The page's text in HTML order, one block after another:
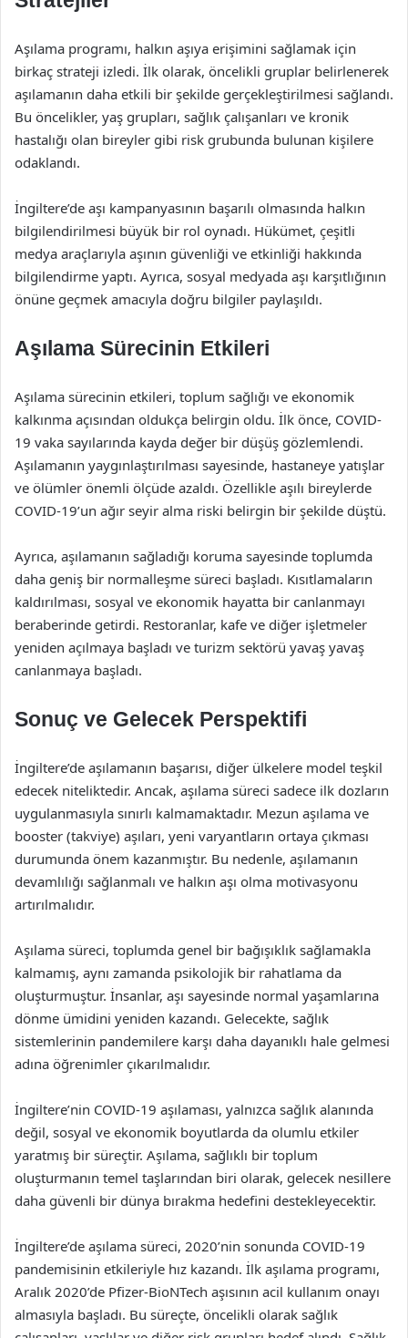
Aşılama programı, halkın aşıya erişimini sağlamak için
birkaç strateji izledi. İlk olarak, öncelikli gruplar belirlenerek
aşılamanın daha etkili bir şekilde gerçekleştirilmesi sağlandı.
Bu öncelikler, yaş grupları, sağlık çalışanları ve kronik
hastalığı olan bireyler gibi risk grubunda bulunan kişilere
odaklandı.
İngiltere’de aşı kampanyasının başarılı olmasında halkın
bilgilendirilmesi büyük bir rol oynadı. Hükümet, çeşitli
medya araçlarıyla aşının güvenliği ve etkinliği hakkında
bilgilendirme yaptı. Ayrıca, sosyal medyada aşı karşıtlığının
önüne geçmek amacıyla doğru bilgiler paylaşıldı.
Aşılama Sürecinin Etkileri
Aşılama sürecinin etkileri, toplum sağlığı ve ekonomik
kalkınma açısından oldukça belirgin oldu. İlk önce, COVID-
19 vaka sayılarında kayda değer bir düşüş gözlemlendi.
Aşılamanın yaygınlaştırılması sayesinde, hastaneye yatışlar
ve ölümler önemli ölçüde azaldı. Özellikle aşılı bireylerde
COVID-19’un ağır seyir alma riski belirgin bir şekilde düştü.
Ayrıca, aşılamanın sağladığı koruma sayesinde toplumda
daha geniş bir normalleşme süreci başladı. Kısıtlamaların
kaldırılması, sosyal ve ekonomik hayatta bir canlanmayı
beraberinde getirdi. Restoranlar, kafe ve diğer işletmeler
yeniden açılmaya başladı ve turizm sektörü yavaş yavaş
canlanmaya başladı.
Sonuç ve Gelecek Perspektifi
İngiltere’de aşılamanın başarısı, diğer ülkelere model teşkil
edecek niteliktedir. Ancak, aşılama süreci sadece ilk dozların
uygulanmasıyla sınırlı kalmamaktadır. Mezun aşılama ve
booster (takviye) aşıları, yeni varyantların ortaya çıkması
durumunda önem kazanmıştır. Bu nedenle, aşılamanın
devamlılığı sağlanmalı ve halkın aşı olma motivasyonu
artırılmalıdır.
Aşılama süreci, toplumda genel bir bağışıklık sağlamakla
kalmamış, aynı zamanda psikolojik bir rahatlama da
oluşturmuştur. İnsanlar, aşı sayesinde normal yaşamlarına
dönme ümidini yeniden kazandı. Gelecekte, sağlık
sistemlerinin pandemilere karşı daha dayanıklı hale gelmesi
adına öğrenimler çıkarılmalıdır.
İngiltere’nin COVID-19 aşılaması, yalnızca sağlık alanında
değil, sosyal ve ekonomik boyutlarda da olumlu etkiler
yaratmış bir süreçtir. Aşılama, sağlıklı bir toplum
oluşturmanın temel taşlarından biri olarak, gelecek nesillere
daha güvenli bir dünya bırakma hedefini destekleyecektir.
İngiltere’de aşılama süreci, 2020’nin sonunda COVID-19
pandemisinin etkileriyle hız kazandı. İlk aşılama programı,
Aralık 2020’de Pfizer-BioNTech aşısının acil kullanım onayı
almasıyla başladı. Bu süreçte, öncelikli olarak sağlık